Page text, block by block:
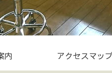
内 アクセスマッ